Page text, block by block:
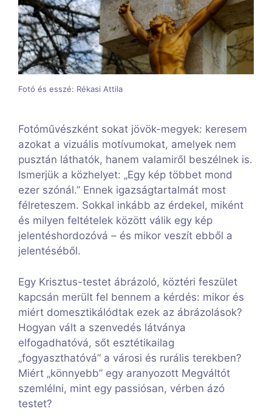
Fotó és esszé: Rékasi Attila
Fotóművészként sokat jövök-megyek: keresem
azokat a vizuális motívumokat, amelyek nem
pusztán láthatók, hanem valamiről beszélnek is.
Ismerjük a közhelyet: „Egy kép többet mond
ezer szónál.” Ennek igazságtartalmát most
félreteszem. Sokkal inkább az érdekel, miként
és milyen feltételek között válik egy kép
jelentéshordozóvá – és mikor veszít ebből a
jelentéséből.
Egy Krisztus-testet ábrázoló, köztéri feszület
kapcsán merült fel bennem a kérdés: mikor és
miért domesztikálódtak ezek az ábrázolások?
Hogyan vált a szenvedés látványa
elfogadhatóvá, sőt esztétikailag
„fogyaszthatóvá” a városi és rurális terekben?
Miért „könnyebb” egy aranyozott Megváltót
szemlélni, mint egy passiósan, vérben ázó
testet?